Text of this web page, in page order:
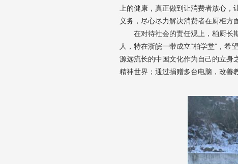
上的健康，真正做到让消费者放心
义务，尽心尽力解决消费者在厨柜方
在对待社会的责任观上，柏厨长
人，特在浙皖一带成立“柏学堂”，
源远流长的中国文化作为自己的立身
精神世界；通过捐赠多台电脑，改善